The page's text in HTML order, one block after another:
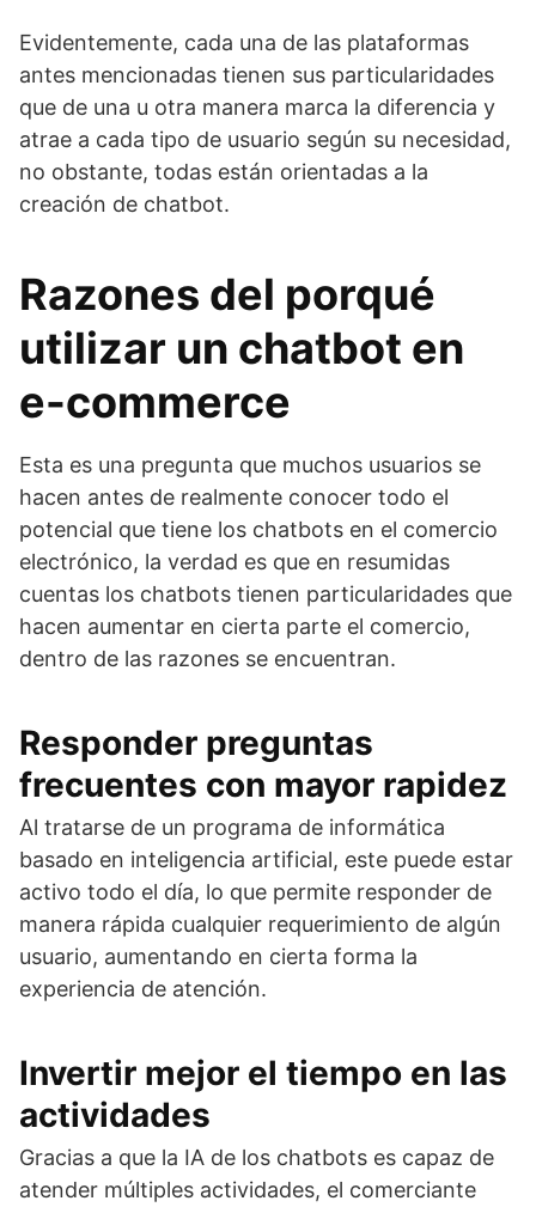
Evidentemente, cada una de las plataformas
antes mencionadas tienen sus particularidades
que de una u otra manera marca la diferencia y
atrae a cada tipo de usuario según su necesidad,
no obstante, todas están orientadas a la
creación de chatbot.
Razones del porqué
utilizar un chatbot en
e-commerce
Esta es una pregunta que muchos usuarios se
hacen antes de realmente conocer todo el
potencial que tiene los chatbots en el comercio
electrónico, la verdad es que en resumidas
cuentas los chatbots tienen particularidades que
hacen aumentar en cierta parte el comercio,
dentro de las razones se encuentran.
Responder preguntas
frecuentes con mayor rapidez
Al tratarse de un programa de informática
basado en inteligencia artificial, este puede estar
activo todo el día, lo que permite responder de
manera rápida cualquier requerimiento de algún
usuario, aumentando en cierta forma la
experiencia de atención.
Invertir mejor el tiempo en las
actividades
Gracias a que la IA de los chatbots es capaz de
atender múltiples actividades, el comerciante